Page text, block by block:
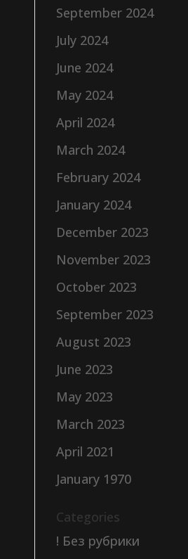
September 2024
July 2024
June 2024
May 2024
April 2024
March 2024
February 2024
January 2024
December 2023
November 2023
October 2023
September 2023
August 2023
June 2023
May 2023
March 2023
April 2021
January 1970
Categories
! Без рубрики